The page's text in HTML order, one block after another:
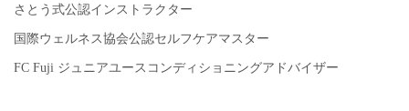
さとう式公認インストラクター
国際ウェルネス協会公認セルフケアマスター
FC Fuji ジュニアユースコンディショニングアドバイザー